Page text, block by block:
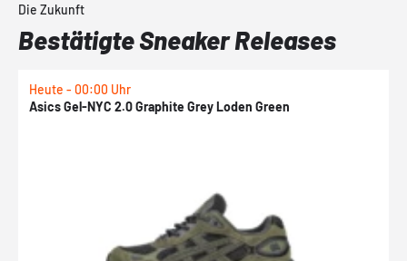
Die Zukunft
Bestätigte Sneaker Releases
Heute - 00:00 Uhr
Asics Gel-NYC 2.0 Graphite Grey Loden Green